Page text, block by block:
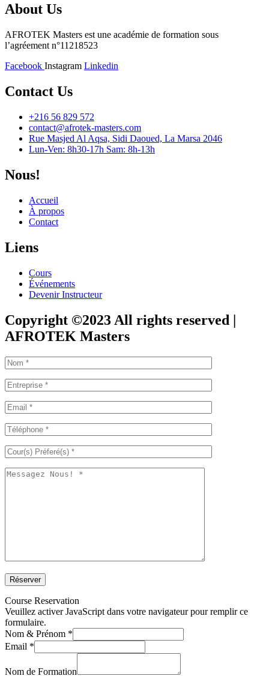
About Us
AFROTEK Masters est une académie de formation sous
l’agréement n°11218523
Facebook Instagram Linkedin
Contact Us
+216 56 829 572
contact@afrotek-masters.com
Rue Masjed Al Aqsa, Sidi Daoued, La Marsa 2046
Lun-Ven: 8h30-17h Sam: 8h-13h
Nous!
Accueil
À propos
Contact
Liens
Cours
Événements
Devenir Instructeur
Copyright ©2023 All rights reserved |
AFROTEK Masters
Course Reservation
Veuillez activer JavaScript dans votre navigateur pour remplir ce
formulaire.
Nom & Prénom *
Email *
Nom de Formation